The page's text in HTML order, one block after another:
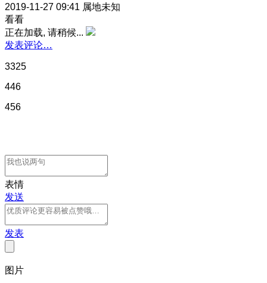
2019-11-27 09:41 属地未知
看看
正在加载, 请稍候...
发表评论…
3325
446
456
表情
发送
发表
图片